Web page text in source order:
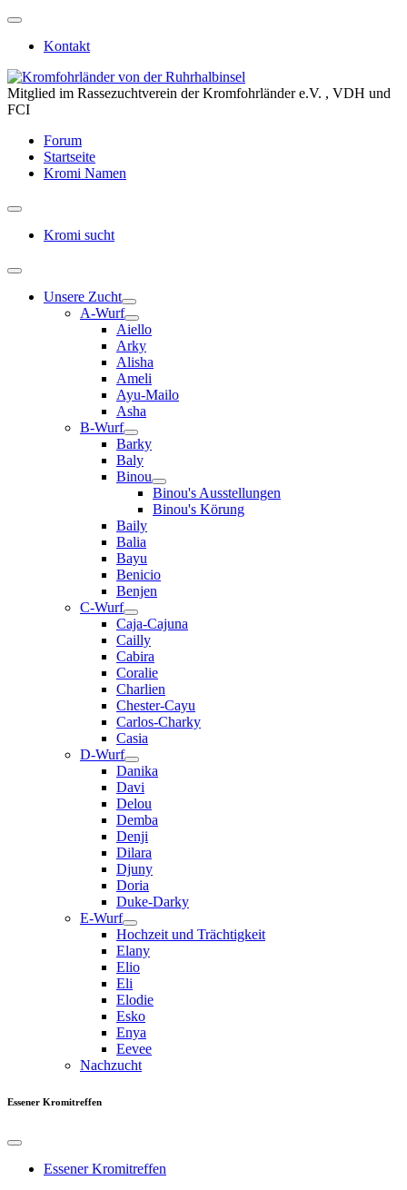
Kontakt
Mitglied im Rassezuchtverein der Kromfohrländer e.V. , VDH und
FCI
Forum
Startseite
Kromi Namen
Kromi sucht
Unsere Zucht
A-Wurf
Aiello
Arky
Alisha
Ameli
Ayu-Mailo
Asha
B-Wurf
Barky
Baly
Binou
Binou's Ausstellungen
Binou's Körung
Baily
Balia
Bayu
Benicio
Benjen
C-Wurf
Caja-Cajuna
Cailly
Cabira
Coralie
Charlien
Chester-Cayu
Carlos-Charky
Casia
D-Wurf
Danika
Davi
Delou
Demba
Denji
Dilara
Djuny
Doria
Duke-Darky
E-Wurf
Hochzeit und Trächtigkeit
Elany
Elio
Eli
Elodie
Esko
Enya
Eevee
Nachzucht
Essener Kromitreffen
Essener Kromitreffen